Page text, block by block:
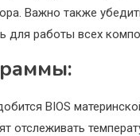
Важно также
работы всех
BIOS
отслеживать